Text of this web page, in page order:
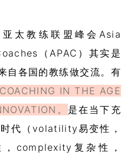
太教练联盟峰会Asia
（APAC）其实是
自各国的教练做交流。有
COACHING IN THE AGE
。 是在当下充
代（volatility易变性，
complexity复杂性，